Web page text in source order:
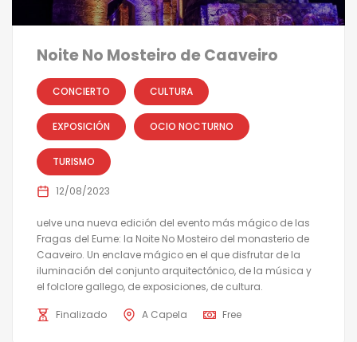
Noite No Mosteiro de Caaveiro
CONCIERTO CULTURA
EXPOSICIÓN OCIO NOCTURNO
TURISMO
12/08/2023
uelve una nueva edición del evento más mágico de las
Fragas del Eume: la Noite No Mosteiro del monasterio de
Caaveiro. Un enclave mágico en el que disfrutar de la
iluminación del conjunto arquitectónico, de la música y
el folclore gallego, de exposiciones, de cultura.
Finalizado A Capela Free